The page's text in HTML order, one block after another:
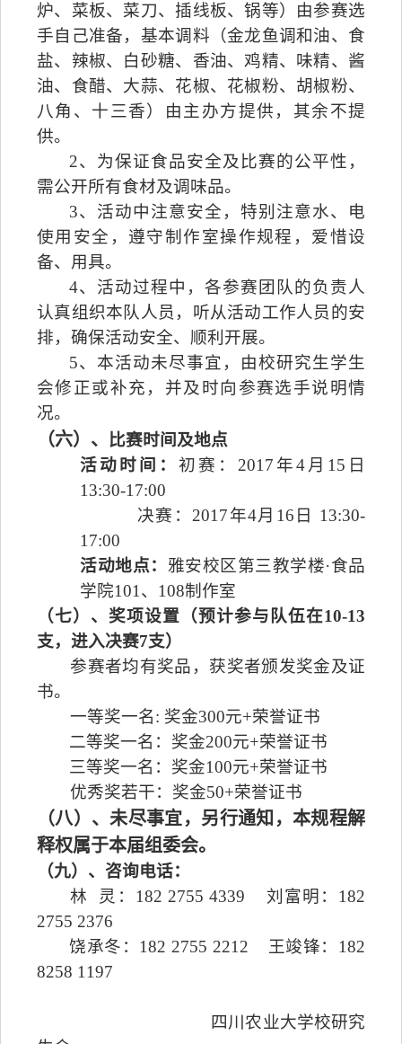
炉、菜板、菜刀、插线板、锅等）由参赛选
手自己准备，基本调料（金龙鱼调和油、食
盐、辣椒、白砂糖、香油、鸡精、味精、酱
油、食醋、大蒜、花椒、花椒粉、胡椒粉、
八角、十三香）由主办方提供，其余不提
供。
2、为保证食品安全及比赛的公平性，
需公开所有食材及调味品。
3、活动中注意安全，特别注意水、电
使用安全，遵守制作室操作规程，爱惜设
备、用具。
4、活动过程中，各参赛团队的负责人
认真组织本队人员，听从活动工作人员的安
排，确保活动安全、顺利开展。
5、本活动未尽事宜，由校研究生学生
会修正或补充，并及时向参赛选手说明情
况。
（六）、
比赛时间及地点
活动时间： 初赛： 2017 年4 月 15 日
13:30-17:00
决赛： 2017年4月 16 日
13:30-
17:00
活动地点： 雅安校区第三教学楼·食品
学院101 、 108制作室
（七）、奖项设置（预计参与队伍在10-13
支，进入决赛7支）
参赛者均有奖品，获奖者颁发奖金及证
书。
一等奖一名: 奖金300元+荣誉证书
二等奖一名：奖金200元+荣誉证书
三等奖一名：奖金100元+荣誉证书
优秀奖若干：奖金50+荣誉证书
（八）、未尽事宜，另行通知，本规程解
释权属于本届组委会。
（九）、咨询电话：
林
灵： 182 2755 4339 刘富明： 182
2755 2376
饶承冬： 182 2755 2212 王竣锋： 182
8258 1197
四川农业大学校研究